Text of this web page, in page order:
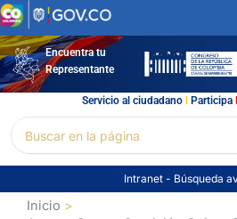
Ir
al
contenidoEncuentra tu
Representante
Servicio al ciudadano l Participal
por:
Intranet - Búsqueda
Inicio